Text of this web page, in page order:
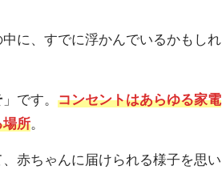
に、すでに浮かんでいるかもしれ
」です。 コンセントはあらゆる家電
場所。
赤ちゃんに届けられる様子を思い